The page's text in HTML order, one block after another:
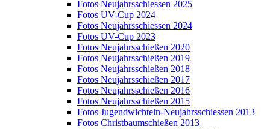
Fotos Neujahrsschiessen 2025
Fotos UV-Cup 2024
Fotos Neujahrsschiessen 2024
Fotos UV-Cup 2023
Fotos Neujahrsschießen 2020
Fotos Neujahrsschießen 2019
Fotos Neujahrsschießen 2018
Fotos Neujahrsschießen 2017
Fotos Neujahrsschießen 2016
Fotos Neujahrsschießen 2015
Fotos Jugendwichteln-Neujahrsschiessen 2013
Fotos Christbaumschießen 2013